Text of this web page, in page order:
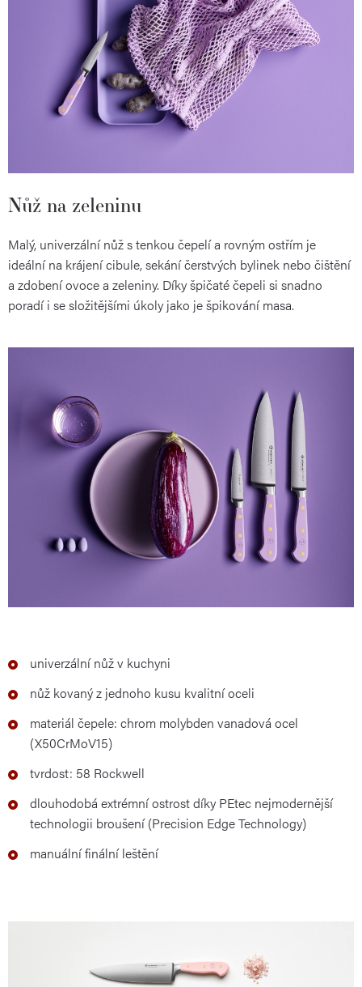
Nůž na zeleninu
Malý, univerzální nůž s tenkou čepelí a rovným ostřím je
ideální na krájení cibule, sekání čerstvých bylinek nebo čištění
a zdobení ovoce a zeleniny. Díky špičaté čepeli si snadno
poradí i se složitějšími úkoly jako je špikování masa.
univerzální nůž v kuchyni
nůž kovaný z jednoho kusu kvalitní oceli
materiál čepele: chrom molybden vanadová ocel
(X50CrMoV15)
tvrdost: 58 Rockwell
dlouhodobá extrémní ostrost díky PEtec nejmodernější
technologii broušení (Precision Edge Technology)
manuální finální leštění